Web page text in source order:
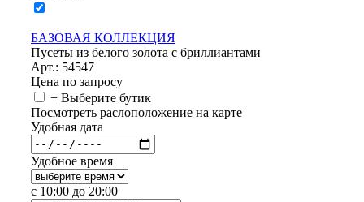
БАЗОВАЯ КОЛЛЕКЦИЯ
Пусеты из белого золота с бриллиантами
Арт.: 54547
Цена по запросу
+ Выберите бутик
Посмотреть раслоположение на карте
Удобная дата
Удобное время
с 10:00 до 20:00